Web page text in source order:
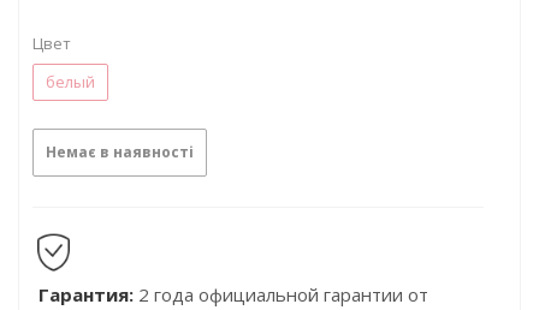
Цвет
белый
Немає в наявності
Гарантия: 2 года официальной гарантии от